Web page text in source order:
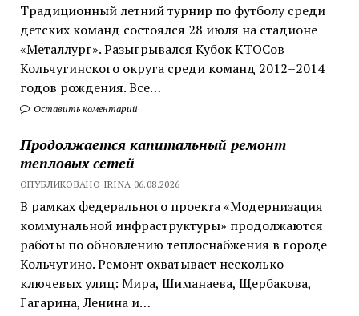
Традиционный летний турнир по футболу среди
детских команд состоялся 28 июля на стадионе
«Металлург». Разыгрывался Кубок КТОСов
Кольчугинского округа среди команд 2012–2014
годов рождения. Все…
Оставить коментарий
Продолжается капитальный ремонт
тепловых сетей
ОПУБЛИКОВАНО IRINA 06.08.2026
В рамках федерального проекта «Модернизация
коммунальной инфраструктуры» продолжаются
работы по обновлению теплоснабжения в городе
Кольчугино. Ремонт охватывает несколько
ключевых улиц: Мира, Шиманаева, Щербакова,
Гагарина, Ленина и…